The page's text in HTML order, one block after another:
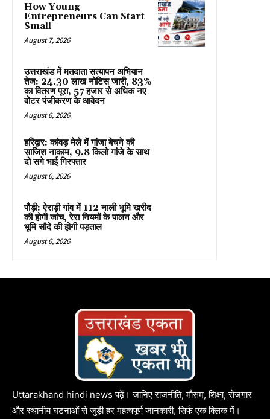
How Young
Entrepreneurs Can Start
Small
August 7, 2026
उत्तराखंड में मतदाता सत्यापन अभियान
तेज: 24.30 लाख नोटिस जारी, 83%
का वितरण पूरा, 57 हजार से अधिक नए
वोटर पंजीकरण के आवेदन
August 6, 2026
हरिद्वार: कांवड़ मेले में गांजा बेचने की
साजिश नाकाम, 9.8 किलो गांजे के साथ
दो सगे भाई गिरफ्तार
August 6, 2026
पौड़ी: ऐराड़ी गांव में 112 नाली भूमि खरीद
की होगी जांच, रेरा नियमों के पालन और
भूमि सौदे की होगी पड़ताल
August 6, 2026
Uttarakhand hindi news पढ़ें। जानिए राजनीति, मौसम, शिक्षा, रोजगार
और स्थानीय घटनाओं से जुड़ी हर महत्वपूर्ण जानकारी, सिर्फ एक क्लिक में।